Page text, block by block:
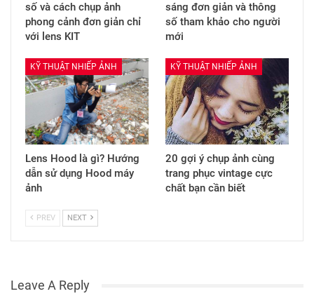
số và cách chụp ảnh
phong cảnh đơn giản chỉ
với lens KIT
sáng đơn giản và thông
số tham khảo cho người
mới
KỸ THUẬT NHIẾP ẢNH
Lens Hood là gì? Hướng
dẫn sử dụng Hood máy
ảnh
KỸ THUẬT NHIẾP ẢNH
20 gợi ý chụp ảnh cùng
trang phục vintage cực
chất bạn cần biết
PREV NEXT
Leave A Reply